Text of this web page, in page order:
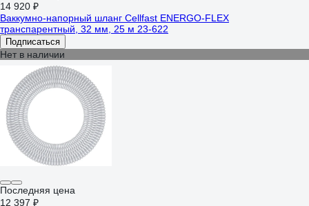
14 920 ₽
Ваккумно-напорный шланг Cellfast ENERGO-FLEX
транспарентный, 32 мм, 25 м 23-622
Подписаться
Нет в наличии
Последняя цена
12 397 ₽